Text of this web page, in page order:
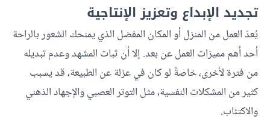
تجديد الإبداع وتعزيز الإنتاجية
يُعدّ العمل من المنزل أو المكان المفضل الذي يمنحك الشعور بالراحة
أحد أهم مميزات العمل عن بعد. إلا أن ثبات المشهد وعدم تبديله
من فترة لأخرى، خاصةً لو كان في عزلة عن الطبيعة، قد يسبب
كثير من المشكلات النفسية، مثل التوتر العصبي والإجهاد الذهني
والاكتئاب.